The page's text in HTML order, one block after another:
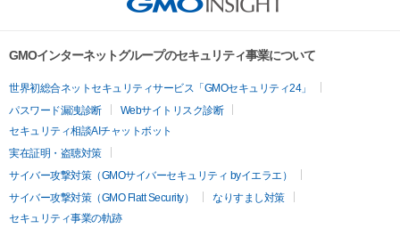
GMOインターネットグループのセキュリティ事業について
世界初総合ネットセキュリティサービス「GMOセキュリティ24」
パスワード漏洩診断
Webサイトリスク診断
セキュリティ相談AIチャットボット
実在証明・盗聴対策
サイバー攻撃対策（GMOサイバーセキュリティ byイエラエ）
サイバー攻撃対策（GMO Flatt Security）
なりすまし対策
セキュリティ事業の軌跡